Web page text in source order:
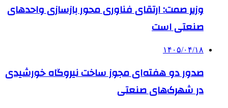
وزیر صمت: ارتقای فناوری محور بازسازی واحدهای
صنعتی است
۱۴۰۵/۰۴/۱۸
صدور دو هفته‌ای مجوز ساخت نیروگاه خورشیدی
در شهرک‌های صنعتی